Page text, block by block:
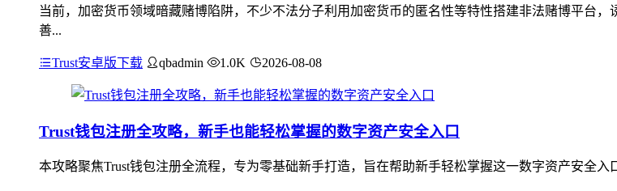
当前，加密货币领域暗藏赌博陷阱，不少不法分子利用加密货币的匿名性等特性搭建非法赌博平台
善...
Trust安卓版下载 qbadmin 1.0K 2026-08-08
Trust钱包注册全攻略，新手也能轻松掌握的数字资产安全入口
本攻略聚焦Trust钱包注册全流程，专为零基础新手打造，旨在帮助新手轻松掌握这一数字资产安全